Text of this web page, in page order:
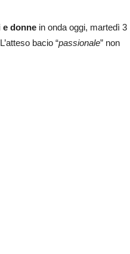
e donne in onda oggi, martedì 3
bacio “passionale” non